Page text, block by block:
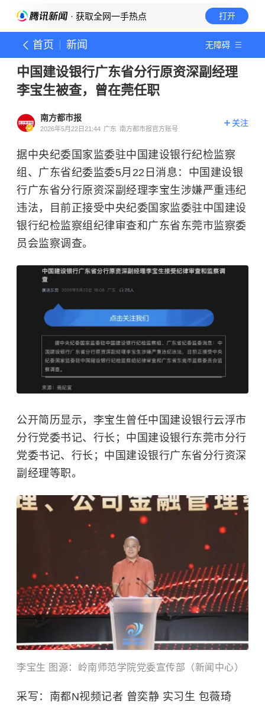
· 获取全网一手热点 打开
首页 新闻 无障碍
中国建设银行广东省分行原资深副经理
李宝生被查，曾在莞任职
南方都市报
2026年5月22日21:44 广东 南方都市报官方账号
关注
据中央纪委国家监委驻中国建设银行纪检监察
组、广东省纪委监委5月22日消息：中国建设银
行广东省分行原资深副经理李宝生涉嫌严重违纪
违法，目前正接受中央纪委国家监委驻中国建设
银行纪检监察组纪律审查和广东省东莞市监察委
员会监察调查。
公开简历显示，李宝生曾任中国建设银行云浮市
分行党委书记、行长；中国建设银行东莞市分行
党委书记、行长；中国建设银行广东省分行资深
副经理等职。
李宝生 图源： 岭南师范学院党委宣传部（新闻中心）
采写：南都N视频记者 曾奕静 实习生 包薇琦